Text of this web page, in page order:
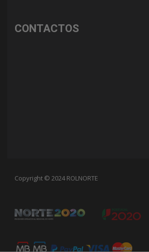
CONTACTOS
Copyright © 2024 ROLNORTE